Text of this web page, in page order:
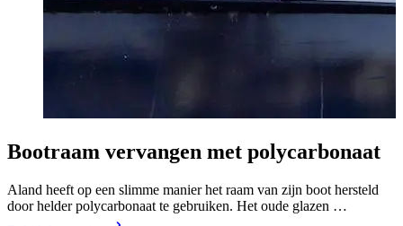
Bootraam vervangen met polycarbonaat
Aland heeft op een slimme manier het raam van zijn boot hersteld
door helder polycarbonaat te gebruiken. Het oude glazen …